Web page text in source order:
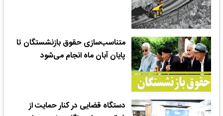
متناسب‌سازی حقوق بازنشستگان تا
پایان آبان ماه انجام می‌شود
دستگاه قضایی در کنار حمایت از